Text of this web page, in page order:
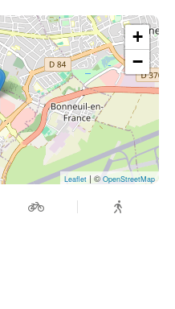
is available during
want to keep the party
+
−
Leaflet | © OpenStreetMap